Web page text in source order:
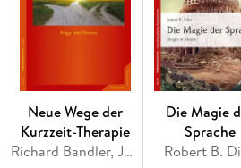
ein Teil des NLP sind? In anderen
eine NLP-Methode von anderen
Neue Wege der
Kurzzeit-Therapie
Richard Bandler, John Grinder
Die Magie
Sprache
Robert B.